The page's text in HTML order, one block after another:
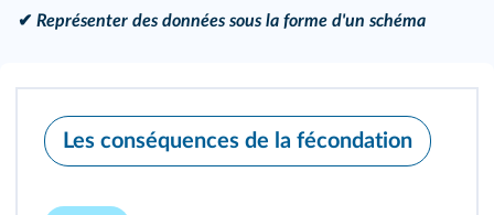
✔ Représenter des données sous la forme d'un schéma
Les conséquences de la fécondation